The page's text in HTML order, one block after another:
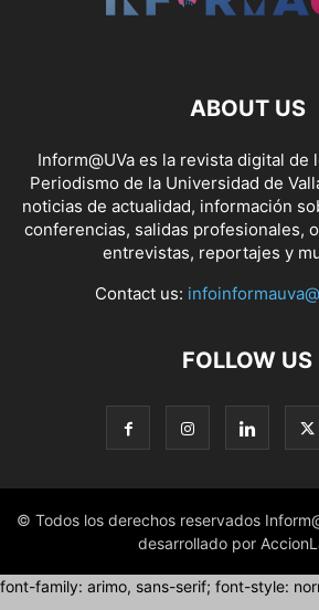
ABOUT US
Inform@UVa es la revista digital de
Periodismo de la Universidad de
noticias de actualidad, información
conferencias, salidas profesionales,
entrevistas, reportajes y
Contact us:
FOLLOW US
© Todos los derechos reservados
desarrollado por
font-family: arimo, sans-serif; font-style: